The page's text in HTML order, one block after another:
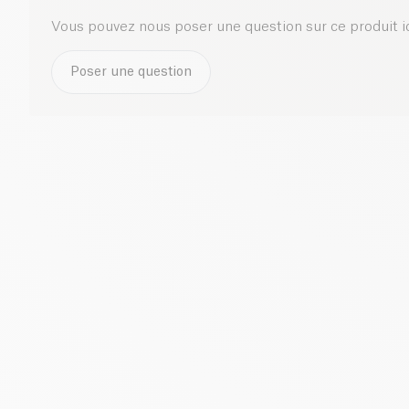
Vous pouvez nous poser une question sur ce produit
Poser une question